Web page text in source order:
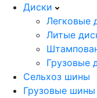
Диски
Легковые
Литые
Грузовые
Сельхоз шины
Грузовые шины